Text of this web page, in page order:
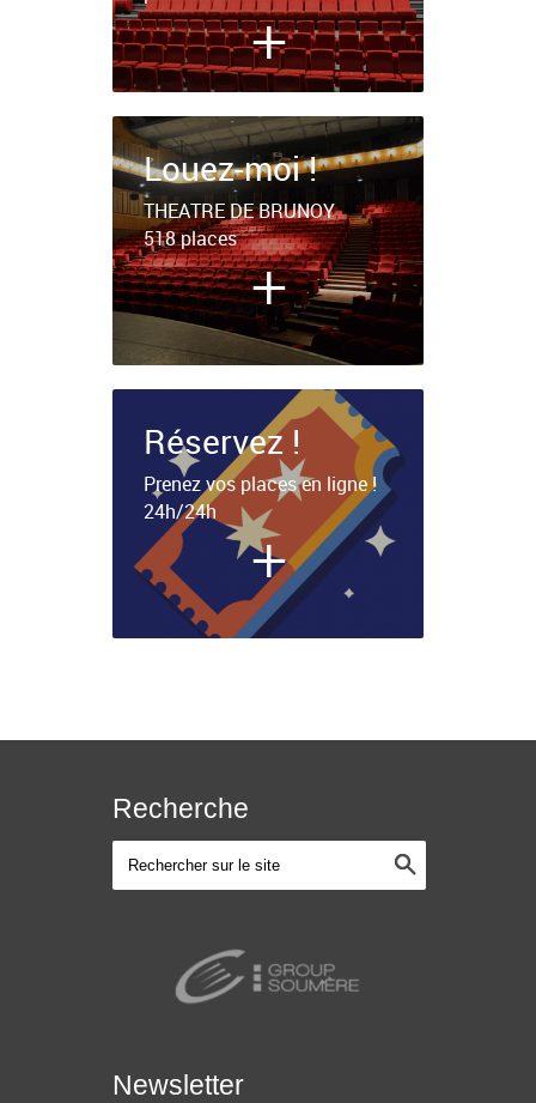
+
Louez-moi !
THEATRE DE BRUNOY
518 places
+
Réservez !
Prenez vos places en ligne !
24h/24h
+
Recherche
Newsletter